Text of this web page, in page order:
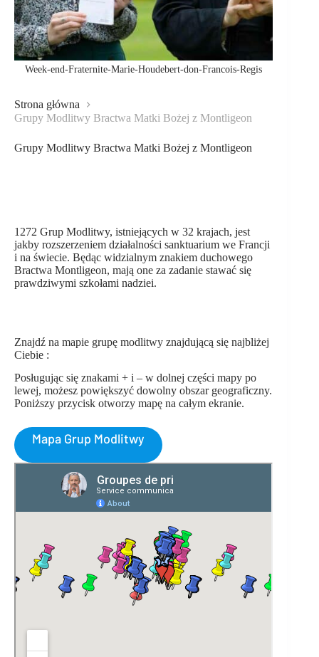
Week-end-Fraternite-Marie-Houdebert-don-Francois-Regis
Strona główna
Grupy Modlitwy Bractwa Matki Bożej z Montligeon
Grupy Modlitwy Bractwa Matki Bożej z Montligeon
1272 Grup Modlitwy, istniejących w 32 krajach, jest
jakby rozszerzeniem działalności sanktuarium we Francji
i na świecie. Będąc widzialnym znakiem duchowego
Bractwa Montligeon, mają one za zadanie stawać się
prawdziwymi szkołami nadziei.
Znajdź na mapie grupę modlitwy znajdującą się najbliżej
Ciebie :
Posługując się znakami + i – w dolnej części mapy po
lewej, możesz powiększyć dowolny obszar geograficzny.
Poniższy przycisk otworzy mapę na całym ekranie.
Mapa Grup Modlitwy